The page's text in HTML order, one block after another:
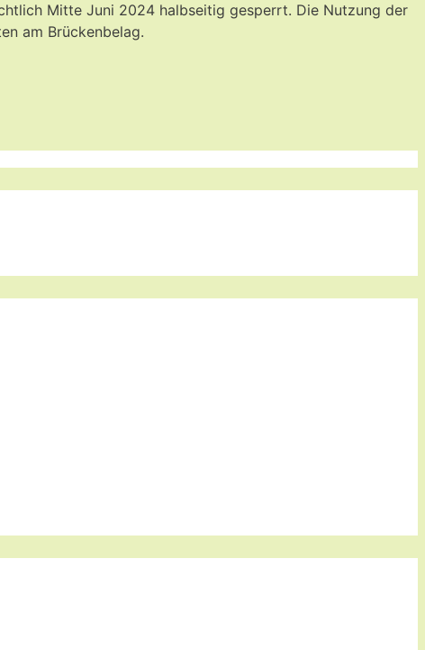
Mitte Juni 2024 halbseitig gesperrt. Die Nutzung der
am Brückenbelag.